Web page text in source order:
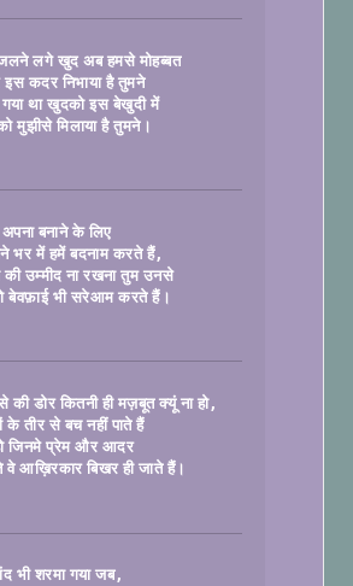
लगे खुद अब हमसे मोहब्बत
इस कदर निभाया है तुमने
था खुदको इस बेखुदी में
मुझीसे मिलाया है तुमने।
अपना बनाने के लिए
भर में हमें बदनाम करते हैं
की उम्मीद ना रखना तुम उनसे
बेवफ़ाई भी सरेआम करते हैं।
की डोर कितनी ही मज़बूत क्यूं ना हो
के तीर से बच नहीं पाते हैं
जिनमे प्रेम और आदर
वे आख़िरकार बिखर ही जाते हैं।
भी शरमा गया जब